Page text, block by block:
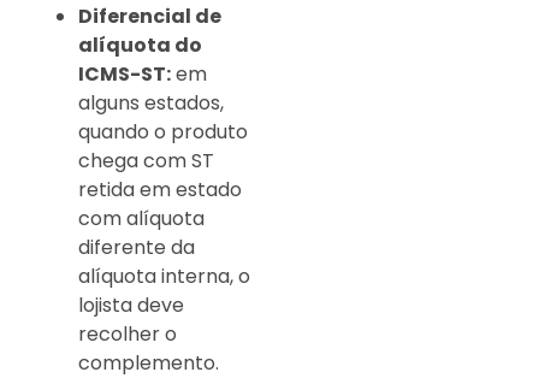
Diferencial de
alíquota do
ICMS-ST:em
alguns estados,
quando o produto
chega com ST
retida em estado
com alíquota
diferente da
alíquota interna, o
lojista deve
recolher o
complemento.